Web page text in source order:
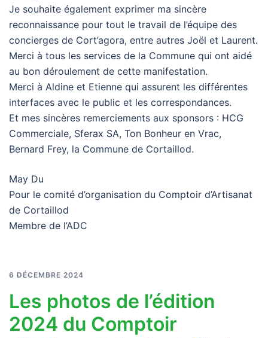
Je souhaite également exprimer ma sincère
reconnaissance pour tout le travail de l’équipe des
concierges de Cort’agora, entre autres Joël et Laurent.
Merci à tous les services de la Commune qui ont aidé
au bon déroulement de cette manifestation.
Merci à Aldine et Etienne qui assurent les différentes
interfaces avec le public et les correspondances.
Et mes sincères remerciements aux sponsors : HCG
Commerciale, Sferax SA, Ton Bonheur en Vrac,
Bernard Frey, la Commune de Cortaillod.
May Du
Pour le comité d’organisation du Comptoir d’Artisanat
de Cortaillod
Membre de l’ADC
6 DÉCEMBRE 2024
Les photos de l’édition
2024 du Comptoir